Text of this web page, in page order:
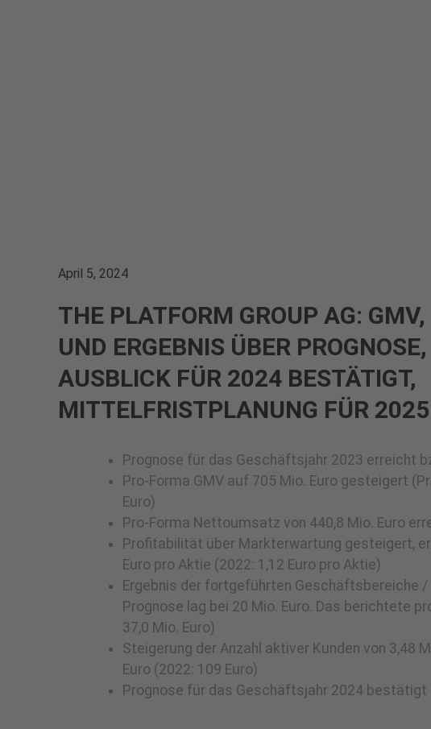
April 5, 2024
THE PLATFORM GROUP AG:
UND ERGEBNIS ÜBER
AUSBLICK FÜR 2024 BESTÄTIGT,
MITTELFRISTPLANUNG FÜR 2025
Prognose für das Geschäftsjahr 2023 erreicht
Pro-Forma GMV auf 705 Mio. Euro gesteigert
Euro)
Pro-Forma Nettoumsatz von 440,8 Mio. Euro
Profitabilität über Markterwartung gesteigert,
Euro pro Aktie (2022: 1,12 Euro pro Aktie)
Ergebnis der fortgeführten Geschäftsbereiche /
Prognose lag bei 20 Mio. Euro. Das berichtete
37,0 Mio. Euro)
Steigerung der Anzahl aktiver Kunden von 3,48
Euro (2022: 109 Euro)
Prognose für das Geschäftsjahr 2024 bestätigt